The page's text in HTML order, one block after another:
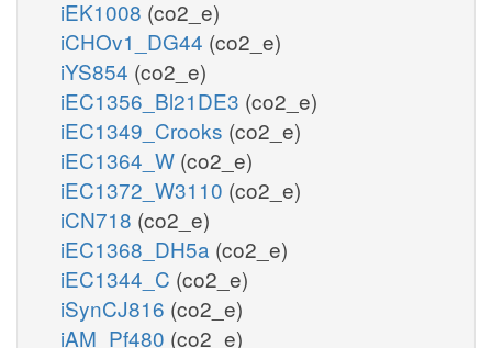
iEK1008 (co2_e)
iCHOv1_DG44 (co2_e)
iYS854 (co2_e)
iEC1356_Bl21DE3 (co2_e)
iEC1349_Crooks (co2_e)
iEC1364_W (co2_e)
iEC1372_W3110 (co2_e)
iCN718 (co2_e)
iEC1368_DH5a (co2_e)
iEC1344_C (co2_e)
iSynCJ816 (co2_e)
iAM_Pf480 (co2_e)